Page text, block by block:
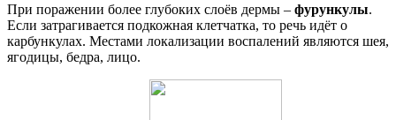
При поражении более глубоких слоёв дермы – фурункулы.
Если затрагивается подкожная клетчатка, то речь идёт о
карбункулах. Местами локализации воспалений являются шея,
ягодицы, бедра, лицо.